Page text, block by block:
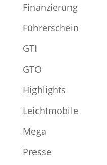
Finanzierung
Führerschein
GTI
GTO
Highlights
Leichtmobile
Mega
Presse